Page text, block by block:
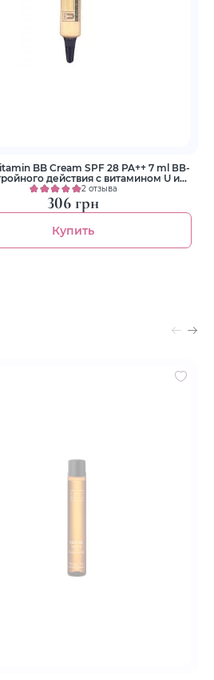
BB Cream SPF 28 PA++ 7 ml ВВ-
действия с витамином U и
пептидами
2 отзыва
306 грн
Купить